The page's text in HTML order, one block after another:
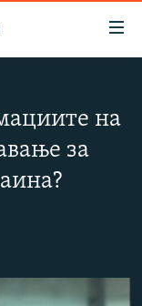
на
за